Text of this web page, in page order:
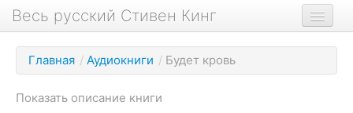
Весь русский Стивен Кинг
Книги
Фильмы
Аудиокниги
Главная / Аудиокниги / Будет кровь
Показать описание книги